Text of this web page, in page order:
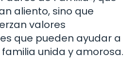
aliento, sino que
valores
que pueden ayudar a
unida y amorosa.